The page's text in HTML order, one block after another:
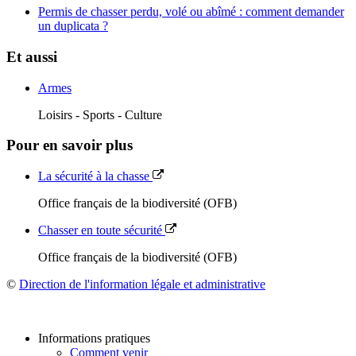
Permis de chasser perdu, volé ou abîmé : comment demander
un duplicata ?
Et aussi
Armes
Loisirs - Sports - Culture
Pour en savoir plus
La sécurité à la chasse
Office français de la biodiversité (OFB)
Chasser en toute sécurité
Office français de la biodiversité (OFB)
© Direction de l'information légale et administrative
Informations pratiques
Comment venir